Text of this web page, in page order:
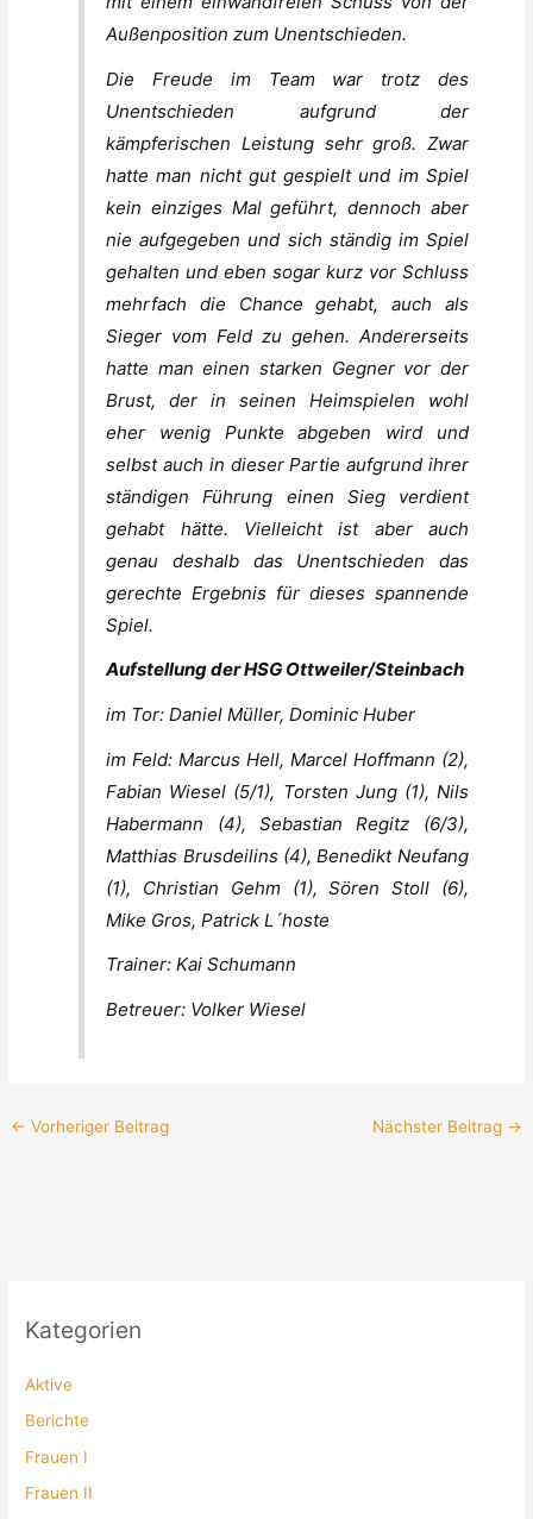
Kategorien
Aktive
Berichte
Frauen I
Frauen II
Außenposition zum Unentschieden.
Die Freude im Team war trotz des
Unentschieden aufgrund der
kämpferischen Leistung sehr groß. Zwar
hatte man nicht gut gespielt und im Spiel
kein einziges Mal geführt, dennoch aber
nie aufgegeben und sich ständig im Spiel
gehalten und eben sogar kurz vor Schluss
mehrfach die Chance gehabt, auch als
Sieger vom Feld zu gehen. Andererseits
hatte man einen starken Gegner vor der
Brust, der in seinen Heimspielen wohl
eher wenig Punkte abgeben wird und
selbst auch in dieser Partie aufgrund ihrer
ständigen Führung einen Sieg verdient
gehabt hätte. Vielleicht ist aber auch
genau deshalb das Unentschieden das
gerechte Ergebnis für dieses spannende
Spiel.
Aufstellung der HSG Ottweiler/Steinbach
im Tor: Daniel Müller, Dominic Huber
im Feld: Marcus Hell, Marcel Hoffmann (2),
Fabian Wiesel (5/1), Torsten Jung (1), Nils
Habermann (4), Sebastian Regitz (6/3),
Matthias Brusdeilins (4), Benedikt Neufang
(1), Christian Gehm (1), Sören Stoll (6),
Mike Gros, Patrick L´hoste
Trainer: Kai Schumann
Betreuer: Volker Wiesel
← Vorheriger Beitrag Nächster Beitrag →